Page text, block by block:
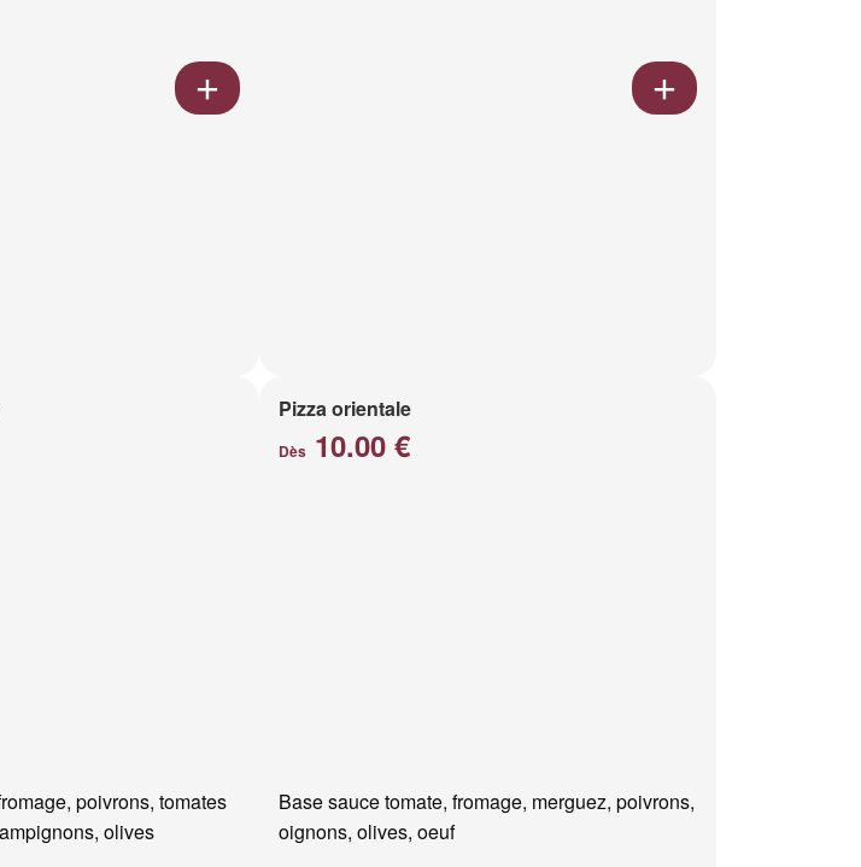
poivrons, tomates
olives
Pizza orientale
Dès 10.00 €
Base sauce tomate, fromage, merguez, poivrons,
oignons, olives, oeuf